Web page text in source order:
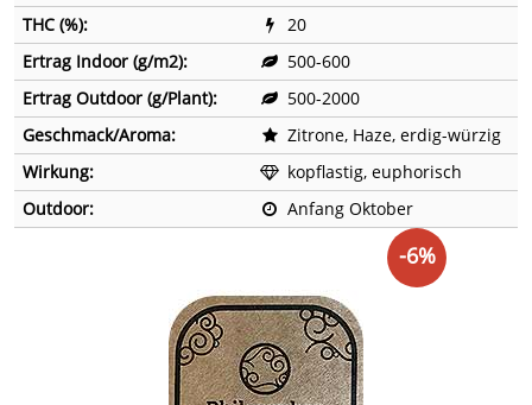
THC (%):
20
Ertrag Indoor (g/m2):
500-600
Ertrag Outdoor (g/Plant):
500-2000
Geschmack/Aroma:
Zitrone, Haze, erdig-würzig
Wirkung:
kopflastig, euphorisch
Outdoor:
Anfang Oktober
-6%